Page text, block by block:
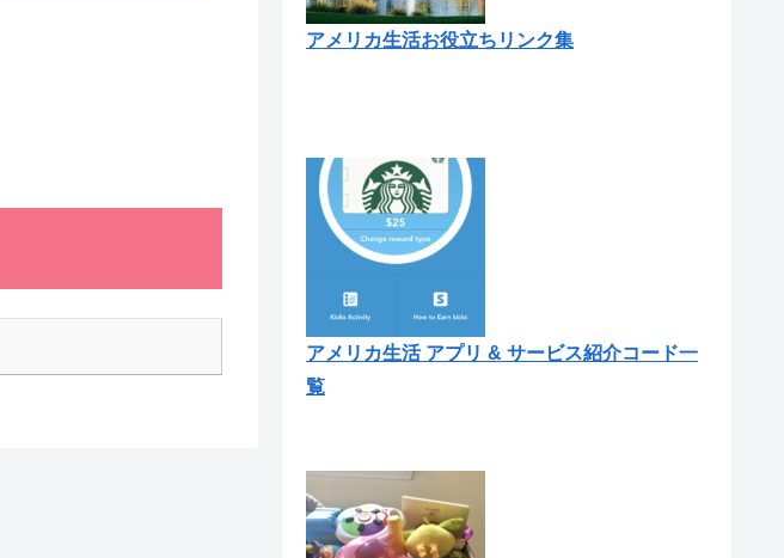
アメリカ生活お役立ちリンク集
アメリカ生活 アプリ & サービス紹介コード一
覧